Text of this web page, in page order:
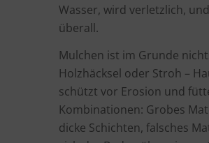
Wasser, wird verletzlich,
überall.
Mulchen ist im Grunde
Holzhäcksel oder Stroh –
schützt vor Erosion und
Kombinationen: Grobes
dicke Schichten, falsches